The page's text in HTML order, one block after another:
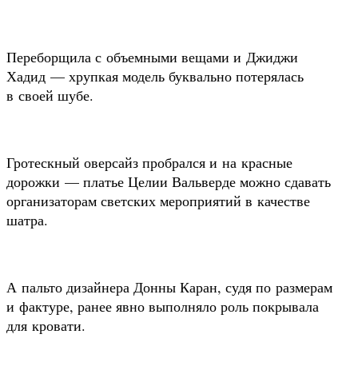
Переборщила с объемными вещами и Джиджи
Хадид — хрупкая модель буквально потерялась
в своей шубе.
Гротескный оверсайз пробрался и на красные
дорожки — платье Целии Вальверде можно сдавать
организаторам светских мероприятий в качестве
шатра.
А пальто дизайнера Донны Каран, судя по размерам
и фактуре, ранее явно выполняло роль покрывала
для кровати.